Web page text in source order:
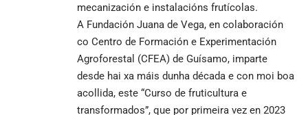
mecanización e instalacións frutícolas.
A Fundación Juana de Vega, en colaboración
co Centro de Formación e Experimentación
Agroforestal (CFEA) de Guísamo, imparte
desde hai xa máis dunha década e con moi boa
acollida, este “Curso de fruticultura e
transformados”, que por primeira vez en 2023